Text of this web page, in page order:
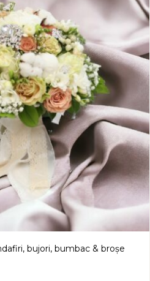
bujori, bumbac & broșe